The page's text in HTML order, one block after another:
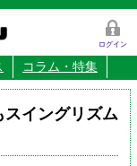
ログイン
コラム・特集
スイングリズム